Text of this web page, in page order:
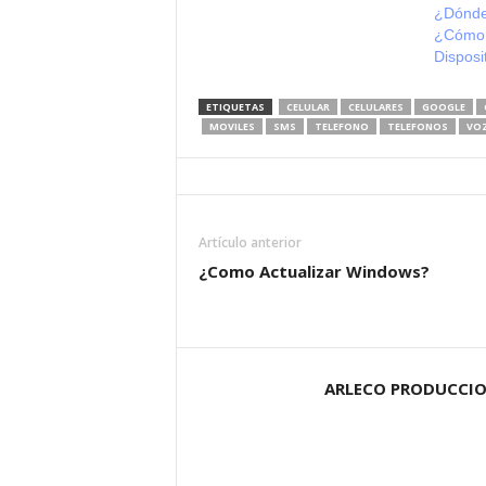
ETIQUETAS CELULAR CELULARES GOOGLE
MOVILES
SMS TELEFONO TELEFONOS
Artículo anterior
¿Como Actualizar Windows?
ARLECO